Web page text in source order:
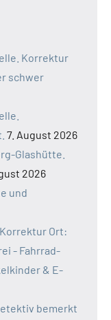
Korrektur
schwer
7. August 2026
Glashütte.
2026
und
Ort:
- Fahrrad-
& E-
bemerkt